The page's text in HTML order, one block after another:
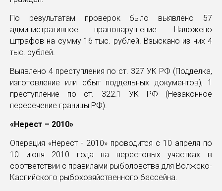
По результатам проверок было выявлено 57
административное правонарушение. Наложено
штрафов на сумму 16 тыс. рублей. Взыскано из них 4
тыс. рублей.
Выявлено 4 преступления по ст. 327 УК РФ (Подделка,
изготовление или сбыт поддельных документов), 1
преступление по ст. 322.1 УК РФ (Незаконное
пересечение границы РФ).
«Нерест – 2010»
Операция «Нерест - 2010» проводится с 10 апреля по
10 июня 2010 года на нерестовых участках в
соответствии с правилами рыболовства для Волжско-
Каспийского рыбохозяйственного бассейна.